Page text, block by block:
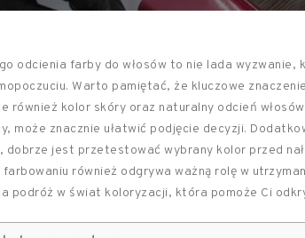
odcienia farby do włosów to nie lada wyzwanie,
Warto pamiętać, że kluczowe
również kolor skóry oraz naturalny odcień
może znacznie ułatwić podjęcie decyzji.
dobrze jest przetestować wybrany kolor przed
również odgrywa ważną rolę w
podróż w świat koloryzacji, która pomoże Ci